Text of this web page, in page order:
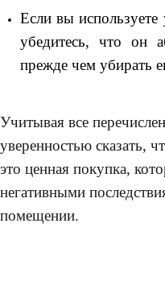
Если вы используете
убедитесь, что он
прежде чем убирать
Учитывая все
уверенностью сказать,
это ценная покупка,
негативными
помещении.